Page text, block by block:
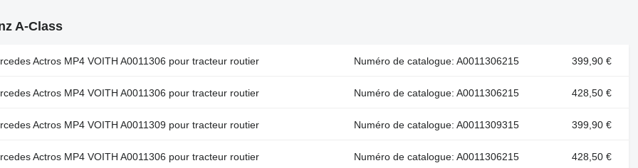
A-Class
Actros MP4 VOITH A0011306 pour tracteur routier Numéro de catalogue: A0011306215 399,90 €
Actros MP4 VOITH A0011306 pour tracteur routier Numéro de catalogue: A0011306215 428,50 €
Actros MP4 VOITH A0011309 pour tracteur routier Numéro de catalogue: A0011309315 399,90 €
Actros MP4 VOITH A0011306 pour tracteur routier Numéro de catalogue: A0011306215 428,50 €